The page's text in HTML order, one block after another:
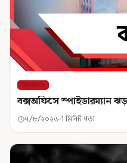
বিনোদন
বক্সঅফিসে স্পাইডারম্যান
৭/৮/২০২৬ 1 মিনিট পড়া